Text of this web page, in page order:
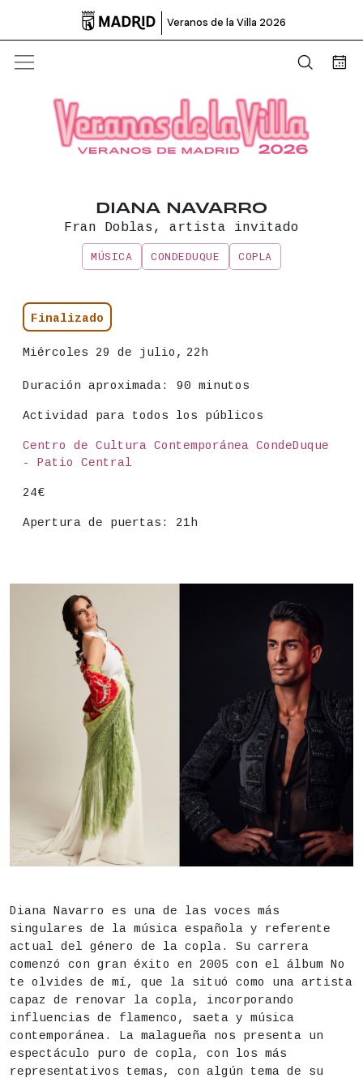
 Veranos de la Villa 2026
Abrir
DIANA NAVARRO
Fran Doblas, artista invitado
MÚSICA
CONDEDUQUE COPLA
Información principal del
Estado
Finalizado
Fecha
Miércoles 29 de julio, 22h
Duración aproximada: 90 minutos
Actividad para todos los públicos
Lugar
Centro de Cultura Contemporánea CondeDuque
- Patio Central
Precio
24€
Apertura de puertas: 21h
Finalizado
Fecha
Miércoles 29 de julio,
Duración aproximada: 90 minutos
Actividad para todos los públicos
Lugar
Centro de Cultura Contemporánea CondeDuque -
Precio
24€
Diana Navarro es una de las voces más
singulares de la música española y referente
actual del género de la copla. Su carrera
comenzó con gran éxito en 2005 con el álbum No
te olvides de mí, que la situó como una artista
capaz de renovar la copla, incorporando
influencias de flamenco, saeta y música
contemporánea. La malagueña nos presenta un
espectáculo puro de copla, con los más
representativos temas, con algún tema de su